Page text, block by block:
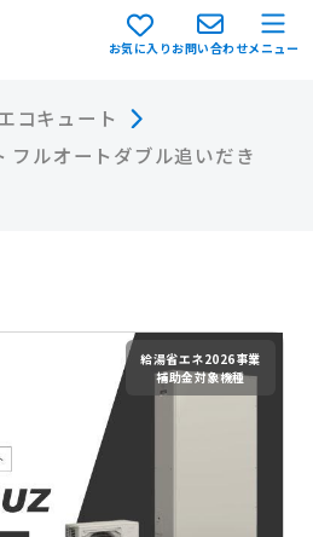
お気に入りお問い合わせメニュー
コキュート
フルオートダブル追いだき
給湯省エネ2026事業
補助金対象機種